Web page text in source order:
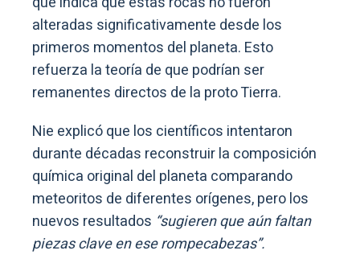
alteradas significativamente desde los
primeros momentos del planeta. Esto
refuerza la teoría de que podrían ser
remanentes directos de la proto Tierra.
Nie explicó que los científicos intentaron
durante décadas reconstruir la composición
química original del planeta comparando
meteoritos de diferentes orígenes, pero los
nuevos resultados “sugieren que aún faltan
piezas clave en ese rompecabezas”.